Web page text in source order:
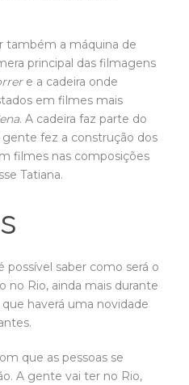
também a máquina de
principal das filmagens
e a cadeira onde
em filmes mais
. A cadeira faz parte do
gente fez a construção dos
filmes nas composições
Tatiana.
possível saber como será o
Rio, ainda mais durante
haverá uma novidade
que as pessoas se
A gente vai ter no Rio,